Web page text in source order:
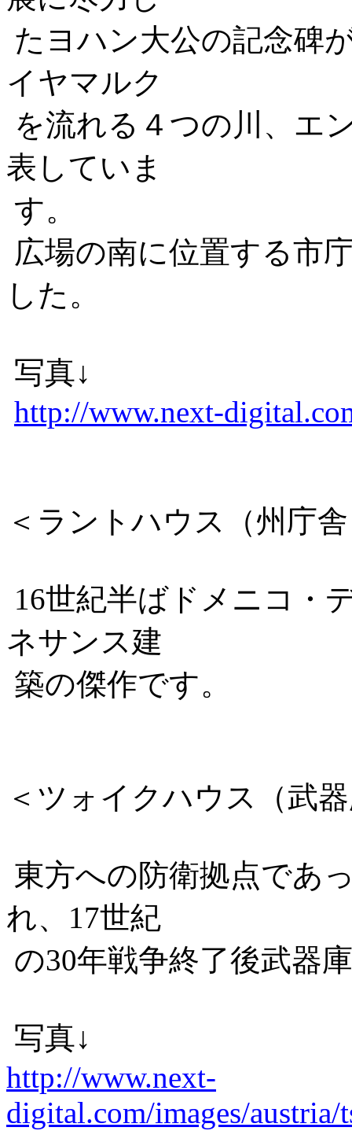
たヨハン大公の記念碑
イヤマルク
を流れる４つの川、エ
表していま
す。
広場の南に位置する市
した。
写真↓
http://www.next-
＜ラントハウス（州庁
16世紀半ばドメニコ・
ネサンス建
築の傑作です。
＜ツォイクハウス（武
東方への防衛拠点であ
れ、17世紀
の30年戦争終了後武器
写真↓
http://www.next-
digital.com/images/